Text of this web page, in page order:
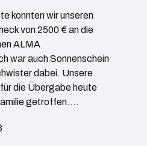
konnten wir unseren
von 2500 € an die
ALMA
war auch Sonnenschein
dabei. Unsere
die Übergabe heute
getroffen.…